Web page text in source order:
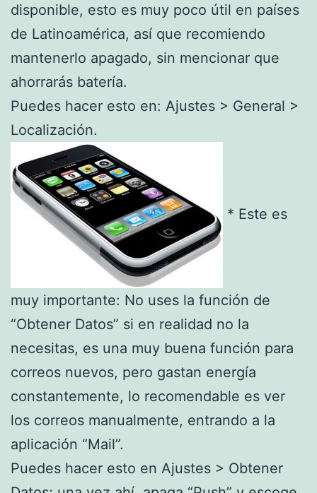
disponible, esto es muy poco útil en países
de Latinoamérica, así que recomiendo
mantenerlo apagado, sin mencionar que
ahorrarás batería.
Puedes hacer esto en: Ajustes > General >
Localización.
* Este es
muy importante: No uses la función de
“Obtener Datos” si en realidad no la
necesitas, es una muy buena función para
correos nuevos, pero gastan energía
constantemente, lo recomendable es ver
los correos manualmente, entrando a la
aplicación “Mail”.
Puedes hacer esto en Ajustes > Obtener